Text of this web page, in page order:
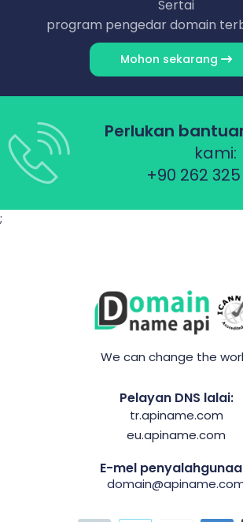
Sertai
program pengedar domain
Mohon sekarang
Perlukan
kami:
+90 262
;
We can change the
Pelayan DNS lalai:
tr.apiname.com
eu.apiname.com
E-mel